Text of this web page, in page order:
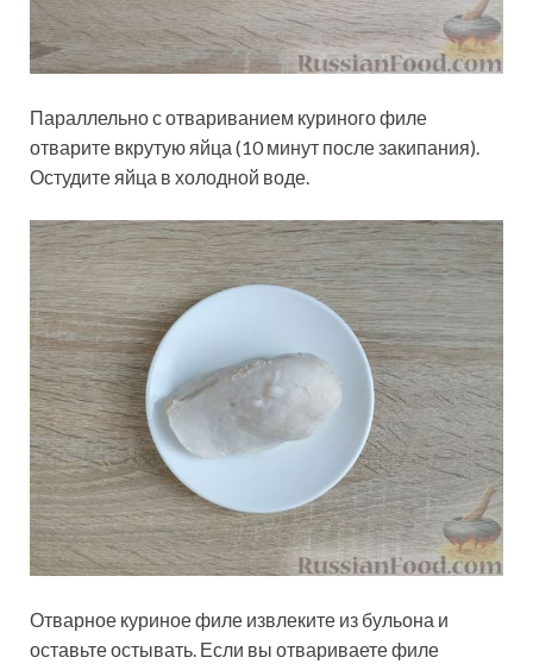
Параллельно с отвариванием куриного филе
отварите вкрутую яйца (10 минут после закипания).
Остудите яйца в холодной воде.
Отварное куриное филе извлеките из бульона и
оставьте остывать. Если вы отвариваете филе